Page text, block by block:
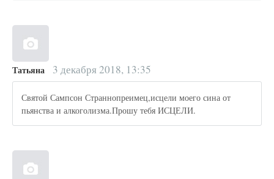
Татьяна 3 декабря 2018, 13:35
Святой Сампсон Страннопреимец,исцели моего сина от
пьянства и алкоголизма.Прошу тебя ИСЦЕЛИ.